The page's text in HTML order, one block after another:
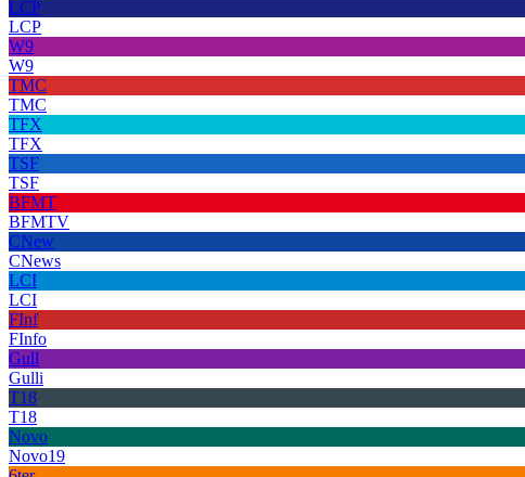
LCP
LCP
W9
W9
TMC
TMC
TFX
TFX
TSF
TSF
BFMT
BFMTV
CNew
CNews
LCI
LCI
FInf
FInfo
Gull
Gulli
T18
T18
Novo
Novo19